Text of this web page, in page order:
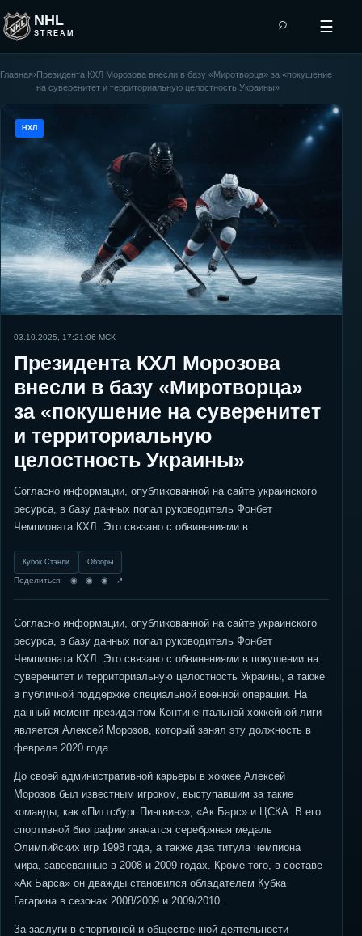
NHL
STREAM
⌕ ☰
Главная›Президента КХЛ Морозова внесли в базу «Миротворца» за «покушение
на суверенитет и территориальную целостность Украины»
НХЛ
03.10.2025, 17:21:06 МСК
Президента КХЛ Морозова
внесли в базу «Миротворца»
за «покушение на суверенитет
и территориальную
целостность Украины»
Согласно информации, опубликованной на сайте украинского
ресурса, в базу данных попал руководитель Фонбет
Чемпионата КХЛ. Это связано с обвинениями в
Кубок Стэнли Обзоры
Поделиться: ◉ ◉ ◉ ↗
Согласно информации, опубликованной на сайте украинского
ресурса, в базу данных попал руководитель Фонбет
Чемпионата КХЛ. Это связано с обвинениями в покушении на
суверенитет и территориальную целостность Украины, а также
в публичной поддержке специальной военной операции. На
данный момент президентом Континентальной хоккейной лиги
является Алексей Морозов, который занял эту должность в
феврале 2020 года.
До своей административной карьеры в хоккее Алексей
Морозов был известным игроком, выступавшим за такие
команды, как «Питтсбург Пингвинз», «Ак Барс» и ЦСКА. В его
спортивной биографии значатся серебряная медаль
Олимпийских игр 1998 года, а также два титула чемпиона
мира, завоеванные в 2008 и 2009 годах. Кроме того, в составе
«Ак Барса» он дважды становился обладателем Кубка
Гагарина в сезонах 2008/2009 и 2009/2010.
За заслуги в спортивной и общественной деятельности